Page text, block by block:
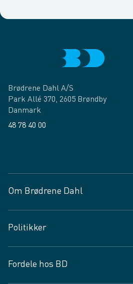
Brødrene Dahl A/S
Park Allé 370, 2605 Brøndby
Danmark
48 78 40 00
Om Brødrene Dahl
Vagttelefon 30 10 89 89
Spørgsmål og svar
Job og karriere
Politikker
Privatlivspolitik
Fordele hos BD